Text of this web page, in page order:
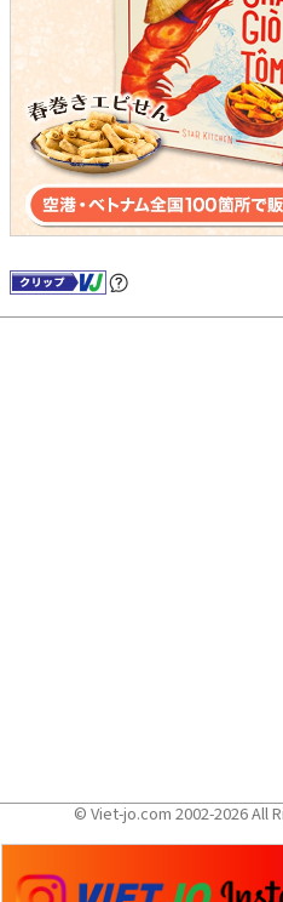
© Viet-jo.com 2002-2026 All